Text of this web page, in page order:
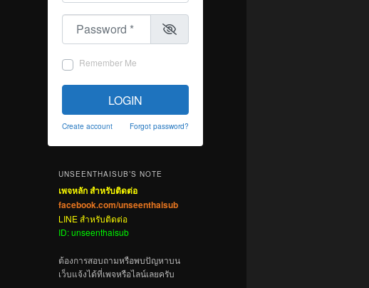
Password
Remember Me
LOGIN
Create account Forgot password?
UNSEENTHAISUB’S NOTE
เพจหลัก สำหรับติดต่อ
facebook.com/unseenthaisub
LINE สำหรับติดต่อ
ID: unseenthaisub
ต้องการสอบถามหรือพบปัญหาบน
เว็บแจ้งได้ที่เพจหรือไลน์เลยครับ